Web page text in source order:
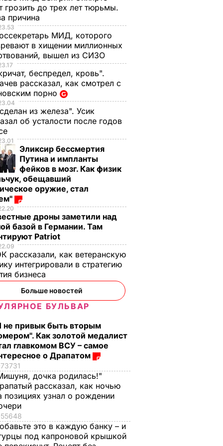
что
"Ничего навязывать
не буду". Драпатый
его сын
7 августа, 19.44
грозить до трех лет тюрьмы.
причина
МИД, которого
в хищении миллионных
вышел из СИЗО
беспредел, кровь".
рассказал, как смотрел с
порно
из железа". Усик
об усталости после годов
Эликсир бессмертия
Путина и импланты
фейков в мозг. Как физик
обещавший
оружие, стал
дроны заметили над
базой в Германии. Там
Patriot
рассказали, как ветеранскую
интегрировали в стратегию
бизнеса
Больше новостей
БУЛЬВАР
не привык быть вторым
Как золотой медалист
главкомом ВСУ – самое
о Драпатом
73731
дочка родилась!"
рассказал, как ночью
позициях узнал о рождении
55648
это в каждую банку – и
под капроновой крышкой